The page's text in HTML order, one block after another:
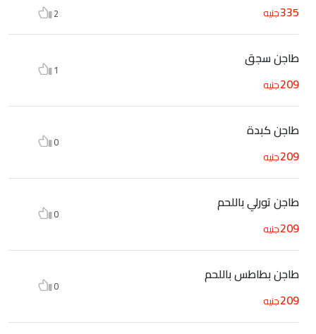
335جنيه 2
طاجن سجق
209جنيه
1
طاجن كبدة
209جنيه
0
طاجن تورلي باللحم
209جنيه
0
طاجن بطاطس باللحم
209جنيه
0